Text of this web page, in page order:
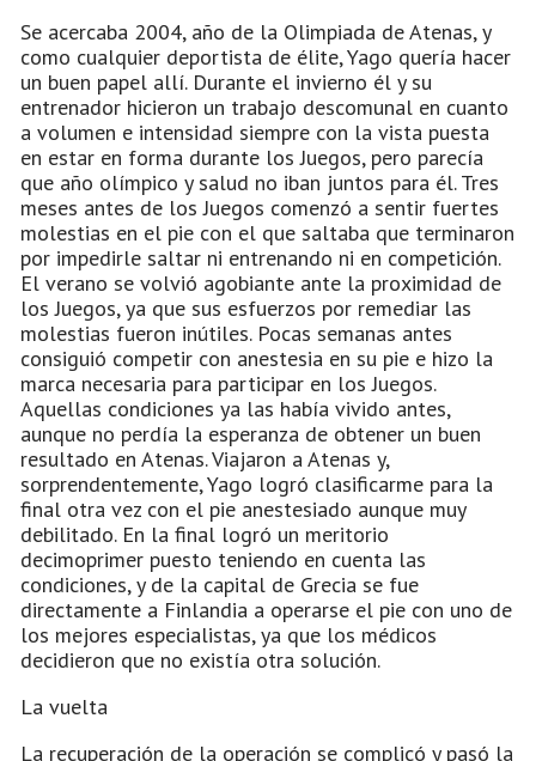
Se acercaba 2004, año de la Olimpiada de Atenas, y
como cualquier deportista de élite, Yago quería hacer
un buen papel allí. Durante el invierno él y su
entrenador hicieron un trabajo descomunal en cuanto
a volumen e intensidad siempre con la vista puesta
en estar en forma durante los Juegos, pero parecía
que año olímpico y salud no iban juntos para él. Tres
meses antes de los Juegos comenzó a sentir fuertes
molestias en el pie con el que saltaba que terminaron
por impedirle saltar ni entrenando ni en competición.
El verano se volvió agobiante ante la proximidad de
los Juegos, ya que sus esfuerzos por remediar las
molestias fueron inútiles. Pocas semanas antes
consiguió competir con anestesia en su pie e hizo la
marca necesaria para participar en los Juegos.
Aquellas condiciones ya las había vivido antes,
aunque no perdía la esperanza de obtener un buen
resultado en Atenas. Viajaron a Atenas y,
sorprendentemente, Yago logró clasificarme para la
final otra vez con el pie anestesiado aunque muy
debilitado. En la final logró un meritorio
decimoprimer puesto teniendo en cuenta las
condiciones, y de la capital de Grecia se fue
directamente a Finlandia a operarse el pie con uno de
los mejores especialistas, ya que los médicos
decidieron que no existía otra solución.
La vuelta
La recuperación de la operación se complicó y pasó la